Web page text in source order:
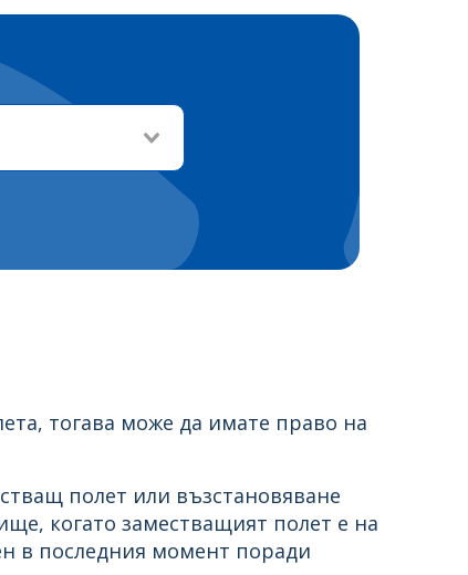
тогава може да имате право на
полет или възстановяване
когато заместващият полет е на
в последния момент поради